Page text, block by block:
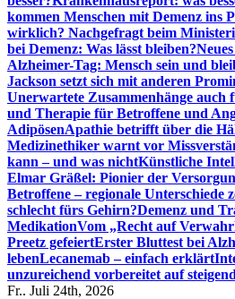
kommen Menschen mit Demenz ins
wirklich? Nachgefragt beim
bei Demenz: Was lässt bleiben?
Alzheimer-Tag: Mensch sein und
Jackson setzt sich mit anderen
Unerwartete Zusammenhänge auch
und Therapie für Betroffene und
AdipösenApathie betrifft über die
Medizinethiker warnt vor
kann – und was nichtKünstliche
Elmar Gräßel: Pionier der
Betroffene – regionale Unterschiede
schlecht fürs Gehirn?Demenz und
MedikationVom „Recht auf
Preetz gefeiertErster Bluttest bei
lebenLecanemab – einfach erklärt
unzureichend vorbereitet auf
Fr.. Juli 24th, 2026